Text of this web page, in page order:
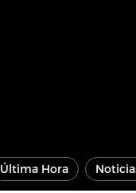
Última Hora